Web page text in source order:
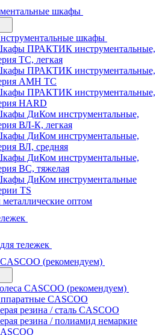
шкафы
шкафы
ПРАКТИК инструментальные,
ТC, легкая
ПРАКТИК инструментальные,
AMH TC
ПРАКТИК инструментальные,
HARD
ДиКом инструментальные,
ВЛ-К, легкая
ДиКом инструментальные,
ВЛ, средняя
ДиКом инструментальные,
ВС, тяжелая
ДиКом инструментальные
TS
оптом
тележек
(рекомендуем)
CASCOO (рекомендуем)
CASCOO
резина / сталь CASCOO
резина / полиамид немаркие